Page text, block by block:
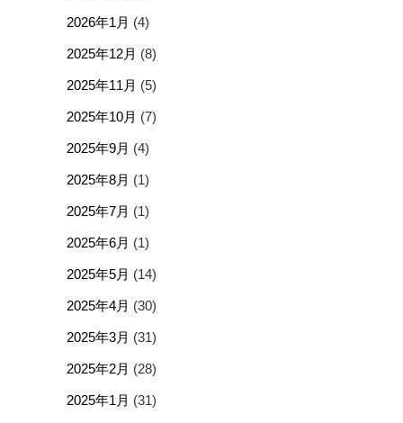
2026年1月 (4)
2025年12月 (8)
2025年11月 (5)
2025年10月 (7)
2025年9月 (4)
2025年8月 (1)
2025年7月 (1)
2025年6月 (1)
2025年5月 (14)
2025年4月 (30)
2025年3月 (31)
2025年2月 (28)
2025年1月 (31)